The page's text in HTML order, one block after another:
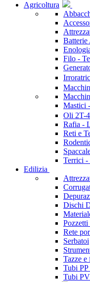
Agricoltura
Batterie
Filo -
Mastici
Oli 2T-
Rafia -
Reti e
Terrici -
Edilizia
Dischi
Pozzetti
Rete
Serbatoi
Tazze e
Tubi
Tubi